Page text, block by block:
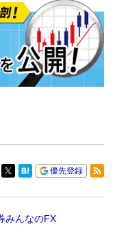
優先登録
みんなのFX